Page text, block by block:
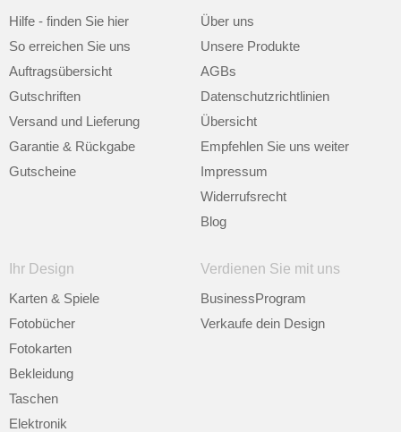
Hilfe - finden Sie hier
So erreichen Sie uns
Auftragsübersicht
Gutschriften
Versand und Lieferung
Garantie & Rückgabe
Gutscheine
Über uns
Unsere Produkte
AGBs
Datenschutzrichtlinien
Übersicht
Empfehlen Sie uns weiter
Impressum
Widerrufsrecht
Blog
Ihr Design
Karten & Spiele
Fotobücher
Fotokarten
Bekleidung
Taschen
Elektronik
Verdienen Sie mit uns
BusinessProgram
Verkaufe dein Design